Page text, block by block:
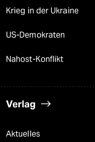
Krieg in der Ukraine
US-Demokraten
Nahost-Konflikt
Verlag
Aktuelles